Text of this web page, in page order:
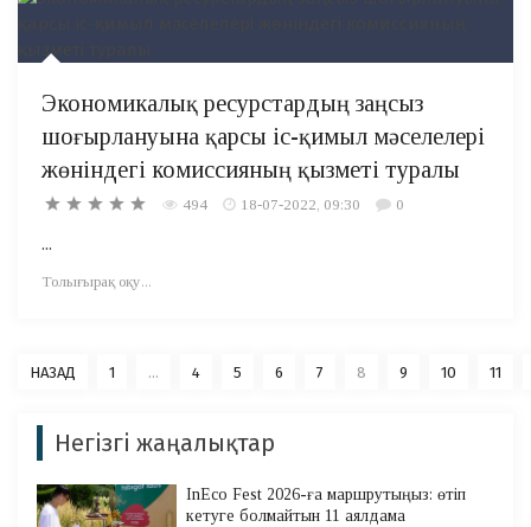
Экономикалық ресурстардың заңсыз
шоғырлануына қарсы іс-қимыл мәселелері
жөніндегі комиссияның қызметі туралы
494 18-07-2022, 09:30 0
...
Толығырақ оқу...
НАЗАД 1 ... 4 5 6 7 8 9 10 11
Негізгі жаңалықтар
InEco Fest 2026-ға маршрутыңыз: өтіп
кетуге болмайтын 11 аялдама